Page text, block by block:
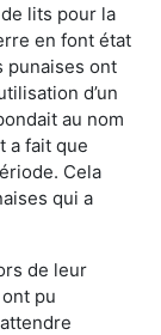
lits pour la
en font état
punaises ont
d’un
au nom
a fait que
Cela
qui a
de leur
pu